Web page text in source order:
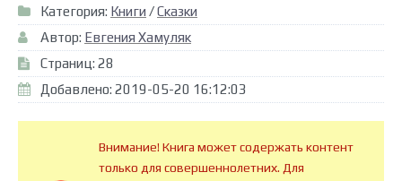
Категория: Книги /Сказки
Автор: Евгения Хамуляк
Страниц: 28
Добавлено: 2019-05-20 16:12:03
Внимание! Книга может содержать контент
только для совершеннолетних. Для